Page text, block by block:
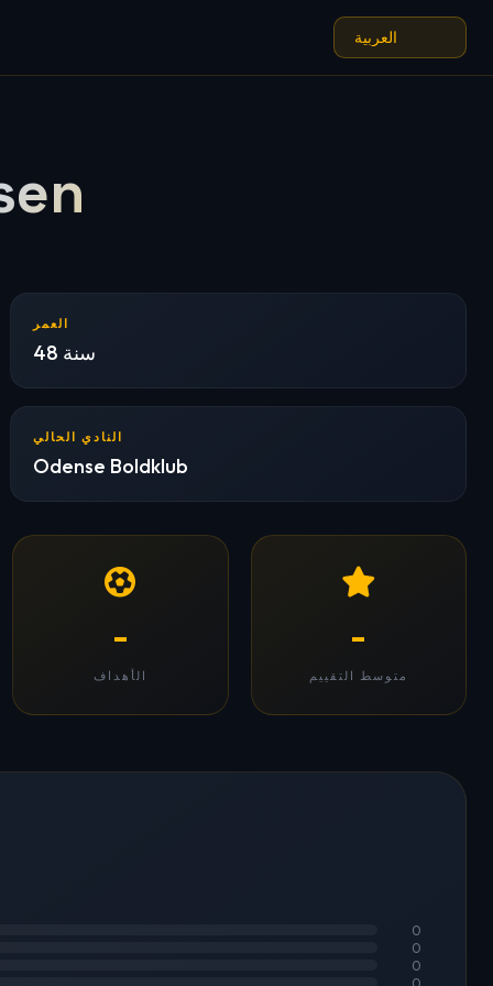
العمر
48 سنة
النادي الحالي
Odense Boldklub
-
الأهداف
-
متوسط التقييم
0
0
0
0